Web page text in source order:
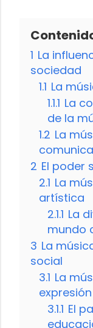
1 La
sociedad
1.1 La
1.1.1 La
de la
1.2 La
2 El poder
2.1 La
artística
2.1.1 La
mundo
3 La
social
3.1 La
3.1.1 El